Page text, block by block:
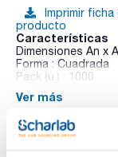
Imprimir ficha
producto
Características
Dimensiones An x
Forma : Cuadrada
Pack (u.) : 1000
Vidrio claro, limpio
una mayor
humedad.
Ver más